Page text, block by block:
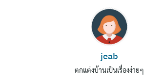
jeab
ตกแต่งบ้านเป็นเรื่องง่ายๆ